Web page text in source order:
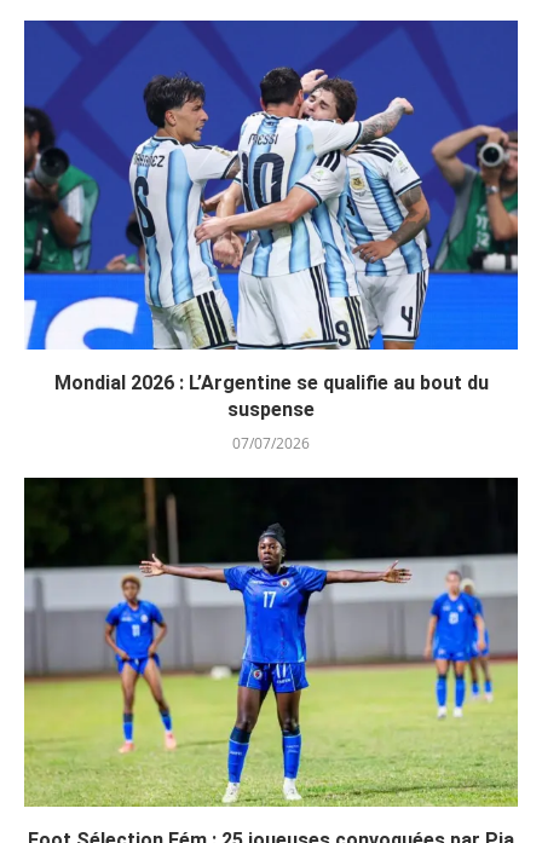
Mondial 2026 : L’Argentine se qualifie au bout du
suspense
07/07/2026